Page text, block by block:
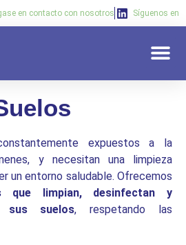
en contacto con nosotros Síguenos en
expuestos a la
y necesitan una limpieza
un entorno saludable. Ofrecemos
que limpian, desinfectan y
sus suelos, respetando las